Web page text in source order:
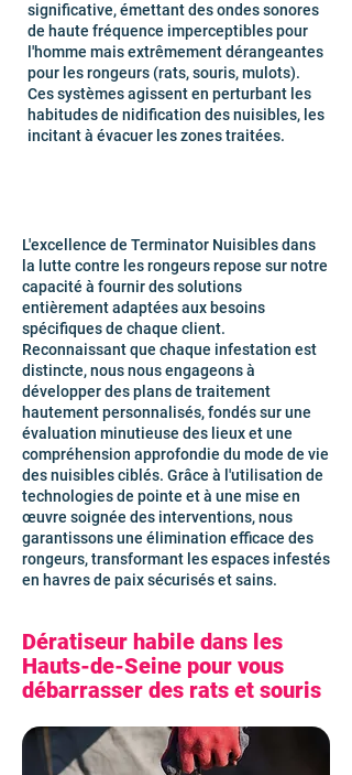
significative, émettant des ondes sonores
de haute fréquence imperceptibles pour
l'homme mais extrêmement dérangeantes
pour les rongeurs (rats, souris, mulots).
Ces systèmes agissent en perturbant les
habitudes de nidification des nuisibles, les
incitant à évacuer les zones traitées.
L'excellence de Terminator Nuisibles dans
la lutte contre les rongeurs repose sur notre
capacité à fournir des solutions
entièrement adaptées aux besoins
spécifiques de chaque client.
Reconnaissant que chaque infestation est
distincte, nous nous engageons à
développer des plans de traitement
hautement personnalisés, fondés sur une
évaluation minutieuse des lieux et une
compréhension approfondie du mode de vie
des nuisibles ciblés. Grâce à l'utilisation de
technologies de pointe et à une mise en
œuvre soignée des interventions, nous
garantissons une élimination efficace des
rongeurs, transformant les espaces infestés
en havres de paix sécurisés et sains.
Dératiseur habile dans les
Hauts-de-Seine pour vous
débarrasser des rats et souris